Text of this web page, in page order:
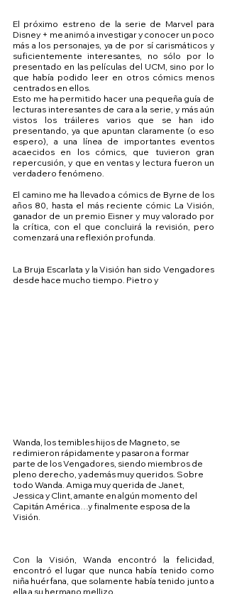
El próximo estreno de la serie de Marvel para
Disney + me animó a investigar y conocer un poco
más a los personajes, ya de por sí carismáticos y
suficientemente interesantes, no sólo por lo
presentado en las películas del UCM, sino por lo
que había podido leer en otros cómics menos
centrados en ellos.
Esto me ha permitido hacer una pequeña guía de
lecturas interesantes de cara a la serie, y más aún
vistos los tráileres varios que se han ido
presentando, ya que apuntan claramente (o eso
espero), a una línea de importantes eventos
acaecidos en los cómics, que tuvieron gran
repercusión, y que en ventas y lectura fueron un
verdadero fenómeno.
El camino me ha llevado a cómics de Byrne de los
años 80, hasta el más reciente cómic La Visión,
ganador de un premio Eisner y muy valorado por
la crítica, con el que concluirá la revisión, pero
comenzará una reflexión profunda.
La Bruja Escarlata y la Visión han sido Vengadores
desde hace mucho tiempo. Pietro y
Wanda, los temibles hijos de Magneto, se
redimieron rápidamente y pasaron a formar
parte de los Vengadores, siendo miembros de
pleno derecho, y además muy queridos. Sobre
todo Wanda. Amiga muy querida de Janet,
Jessica y Clint, amante en algún momento del
Capitán América…y finalmente esposa de la
Visión.
Con la Visión, Wanda encontró la felicidad,
encontró el lugar que nunca había tenido como
niña huérfana, que solamente había tenido junto a
ella a su hermano mellizo.